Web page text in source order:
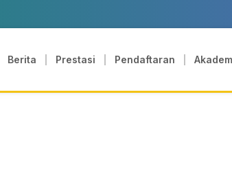
Berita Prestasi Pendaftaran